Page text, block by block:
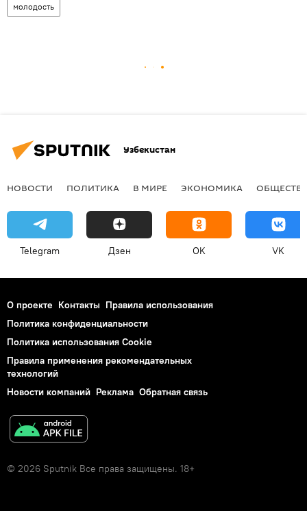
молодость
Узбекистан
НОВОСТИ ПОЛИТИКА В МИРЕ ЭКОНОМИКА
Telegram Дзен OK VK
О проекте Контакты Правила использования
Политика конфиденциальности
Политика использования Cookie
Правила применения рекомендательных
технологий
Новости компаний Реклама Обратная связь
© 2026 Sputnik Все права защищены. 18+